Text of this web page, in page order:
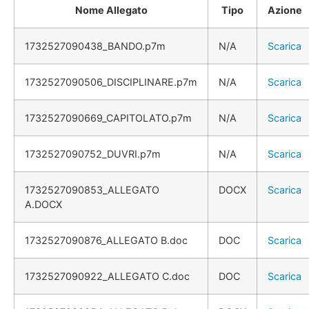
Nome Allegato Tipo Azione
1732527090438_BANDO.p7m N/A Scarica
1732527090506_DISCIPLINARE.p7m N/A Scarica
1732527090669_CAPITOLATO.p7m N/A Scarica
1732527090752_DUVRI.p7m N/A Scarica
1732527090853_ALLEGATO
A.DOCX
DOCX Scarica
1732527090876_ALLEGATO B.doc DOC Scarica
1732527090922_ALLEGATO C.doc DOC Scarica